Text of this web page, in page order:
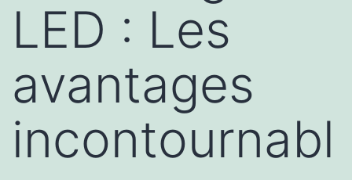
LED : Les
avantages
incontournabl